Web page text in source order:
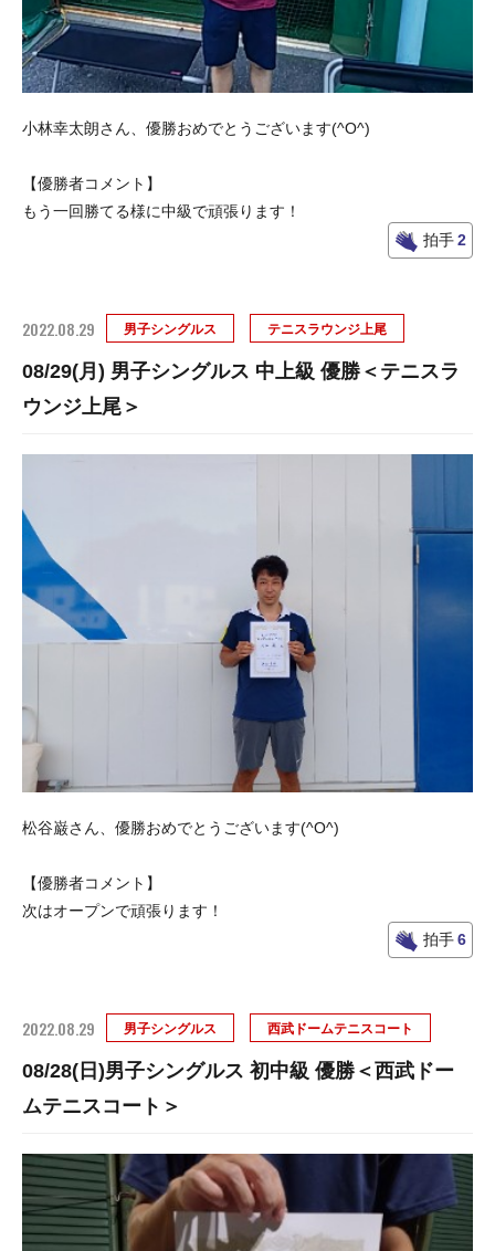
小林幸太朗さん、優勝おめでとうございます(^O^)
【優勝者コメント】
もう一回勝てる様に中級で頑張ります！
拍手2
2022.08.29 男子シングルス テニスラウンジ上尾
08/29(月) 男子シングルス 中上級 優勝＜テニスラ
ウンジ上尾＞
松谷巌さん、優勝おめでとうございます(^O^)
【優勝者コメント】
次はオープンで頑張ります！
拍手6
2022.08.29 男子シングルス 西武ドームテニスコート
08/28(日)男子シングルス 初中級 優勝＜西武ドー
ムテニスコート＞